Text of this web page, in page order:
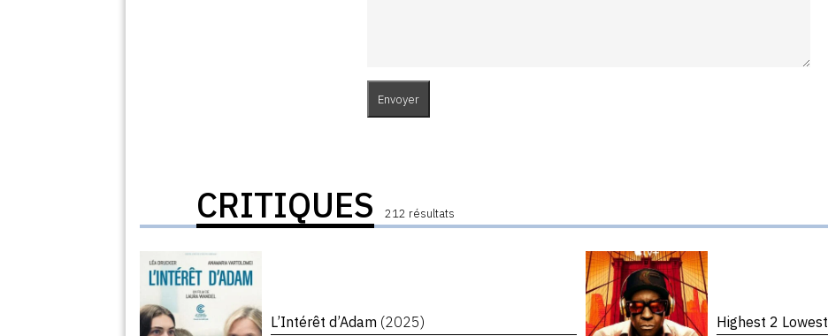
CRITIQUES 212 résultats
L’Intérêt d’Adam (2025) Highest 2 Lowest